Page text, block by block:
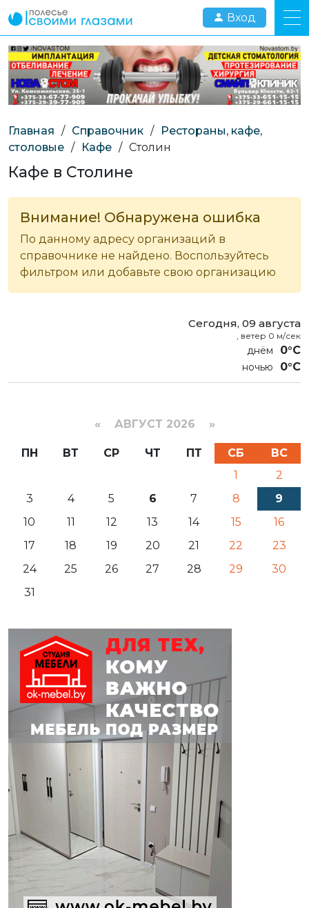
Вход
Главная / Справочник /
Рестораны, кафе,
столовые / Кафе / Столин
Кафе в Столине
Внимание! Обнаружена ошибка
По данному адресу организаций в
справочнике не найдено. Воспользуйтесь
фильтром или добавьте свою организацию
Сегодня, 09 августа
, ветер 0 м/сек
0°C
0°C
« АВГУСТ 2026 »
ПН ВТ СР ЧТ ПТ СБ
ВС
1
2
3
4 5 6 7 8
9
10
11 12 13 14 15
16
17
18 19 20 21 22
23
24
25 26 27 28 29
30
31